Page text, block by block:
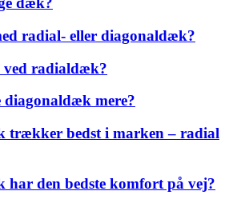
radial- eller diagonaldæk?
ved radialdæk?
mere?
trækker bedst i marken – radial
den bedste komfort på vej?